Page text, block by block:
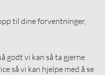
til dine forventninger,
godt vi kan så ta gjerne
så vi kan hjelpe med å se